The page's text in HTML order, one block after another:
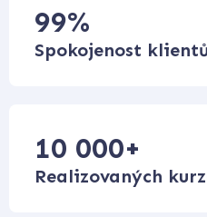
99%
Spokojenost
10 000+
Realizovaných